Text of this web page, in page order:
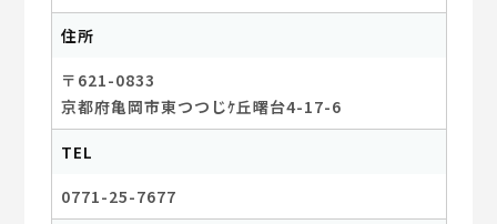
住所
〒621-0833
京都府亀岡市東つつじｹ丘曙台4-17-6
TEL
0771-25-7677